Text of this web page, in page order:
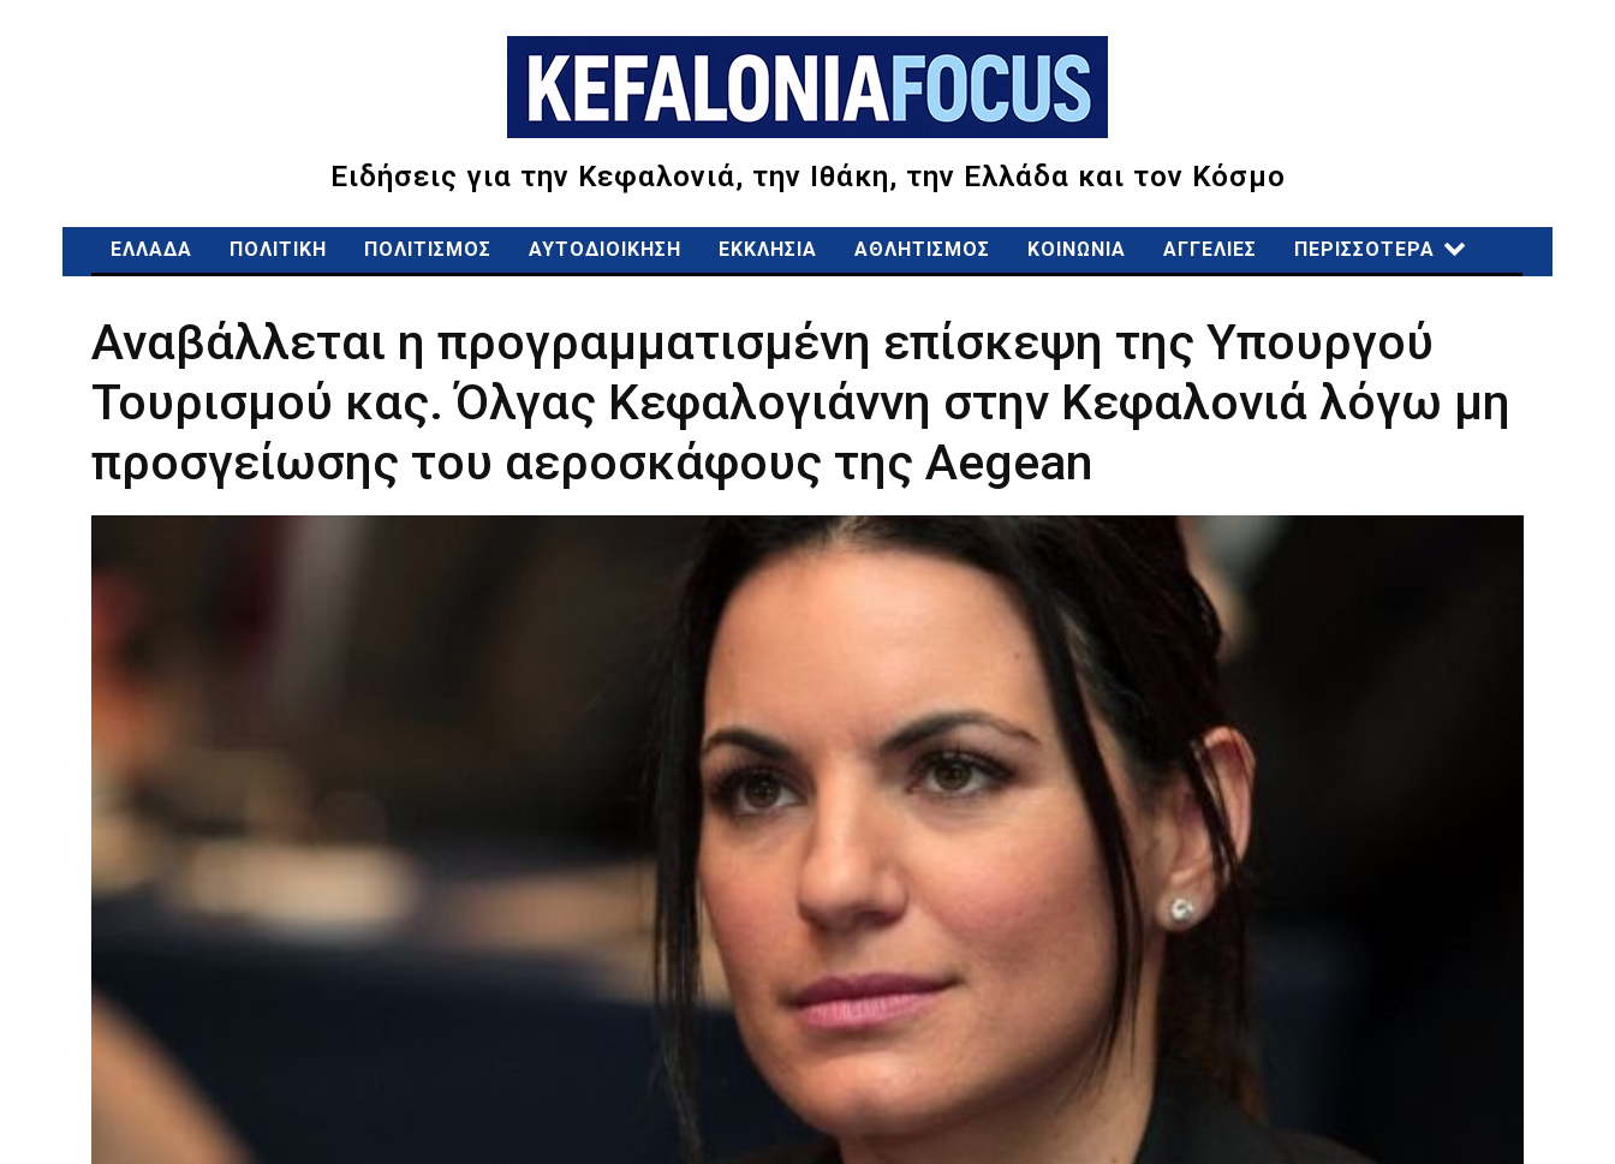
Ειδήσεις για την Κεφαλονιά, την Ιθάκη, την Ελλάδα και τον Κόσμο
ΕΛΛΑΔΑ ΠΟΛΙΤΙΚΗ ΠΟΛΙΤΙΣΜΟΣ ΑΥΤΟΔΙΟΙΚΗΣΗ ΕΚΚΛΗΣΙΑ ΑΘΛΗΤΙΣΜΟΣ ΚΟΙΝΩΝΙΑ ΑΓΓΕΛΙΕΣ ΠΕΡΙΣΣΟΤΕΡΑ
Αναβάλλεται η προγραμματισμένη επίσκεψη της Υπουργού
Τουρισμού κας. Όλγας Κεφαλογιάννη στην Κεφαλονιά λόγω μη
προσγείωσης του αεροσκάφους της Αegean